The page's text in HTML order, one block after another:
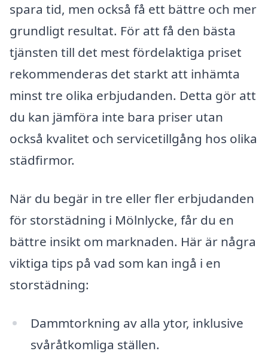
spara tid, men också få ett bättre och mer
grundligt resultat. För att få den bästa
tjänsten till det mest fördelaktiga priset
rekommenderas det starkt att inhämta
minst tre olika erbjudanden. Detta gör att
du kan jämföra inte bara priser utan
också kvalitet och servicetillgång hos olika
städfirmor.
När du begär in tre eller fler erbjudanden
för storstädning i Mölnlycke, får du en
bättre insikt om marknaden. Här är några
viktiga tips på vad som kan ingå i en
storstädning:
Dammtorkning av alla ytor, inklusive
svåråtkomliga ställen.